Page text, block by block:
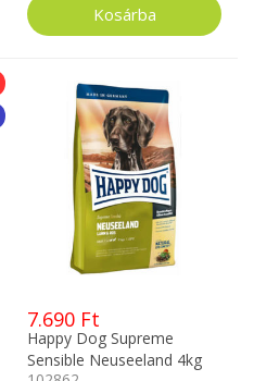
7.690 Ft
Happy Dog Supreme
Sensible Neuseeland 4kg